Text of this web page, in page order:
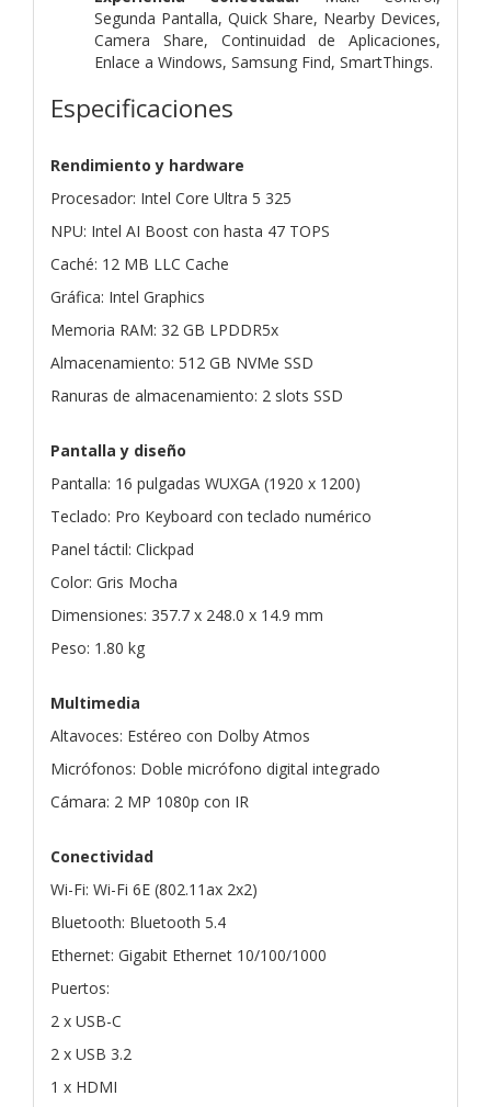
Segunda Pantalla, Quick Share, Nearby Devices,
Camera Share, Continuidad de Aplicaciones,
Enlace a Windows, Samsung Find, SmartThings.
Especificaciones
Rendimiento y hardware
Procesador: Intel Core Ultra 5 325
NPU: Intel AI Boost con hasta 47 TOPS
Caché: 12 MB LLC Cache
Gráfica: Intel Graphics
Memoria RAM: 32 GB LPDDR5x
Almacenamiento: 512 GB NVMe SSD
Ranuras de almacenamiento: 2 slots SSD
Pantalla y diseño
Pantalla: 16 pulgadas WUXGA (1920 x 1200)
Teclado: Pro Keyboard con teclado numérico
Panel táctil: Clickpad
Color: Gris Mocha
Dimensiones: 357.7 x 248.0 x 14.9 mm
Peso: 1.80 kg
Multimedia
Altavoces: Estéreo con Dolby Atmos
Micrófonos: Doble micrófono digital integrado
Cámara: 2 MP 1080p con IR
Conectividad
Wi-Fi: Wi-Fi 6E (802.11ax 2x2)
Bluetooth: Bluetooth 5.4
Ethernet: Gigabit Ethernet 10/100/1000
Puertos:
2 x USB-C
2 x USB 3.2
1 x HDMI